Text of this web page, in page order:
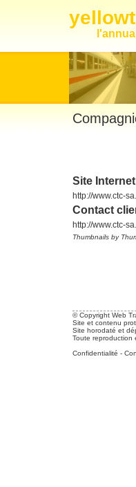
Site
http://www.ctc-
Contact
http://www.ctc-
Thumbnails by
© Copyright Web
Site et contenu
Site horodaté et
Toute reproduction
Confidentialité -